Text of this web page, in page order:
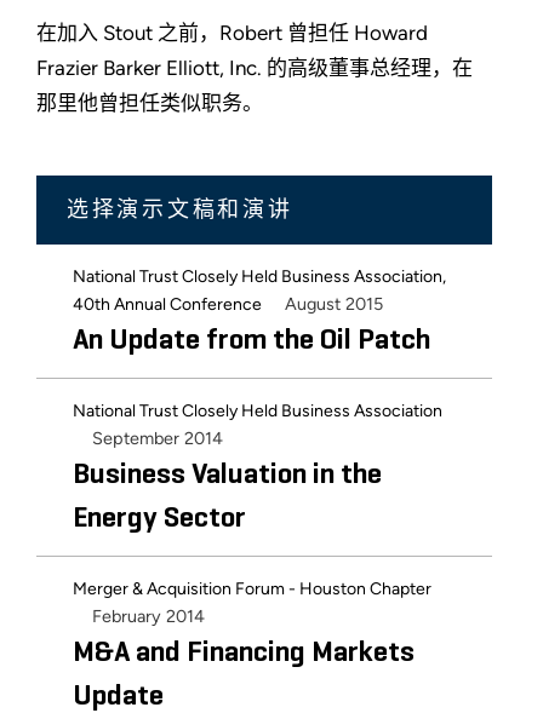
在加入 Stout 之前，Robert 曾担任 Howard
Frazier Barker Elliott, Inc. 的高级董事总经理，在
那里他曾担任类似职务。
选择演示文稿和演讲
National Trust Closely Held Business Association,
40th Annual Conference
August 2015
An Update from the Oil Patch
National Trust Closely Held Business Association
September 2014
Business Valuation in the
Energy Sector
Merger & Acquisition Forum - Houston Chapter
February 2014
M&A and Financing Markets
Update